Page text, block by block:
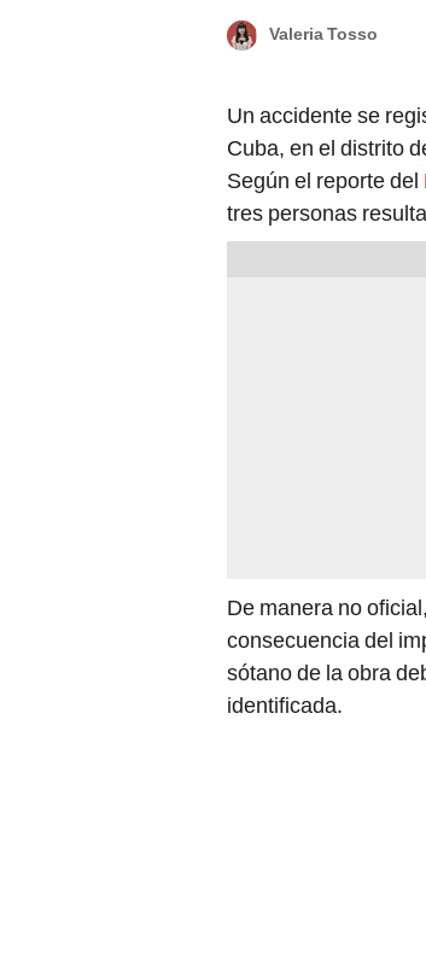
Valeria Tosso
Un accidente se
Cuba, en el distrito
Según el reporte del
tres personas
De manera no
consecuencia del
sótano de la obra
identificada.